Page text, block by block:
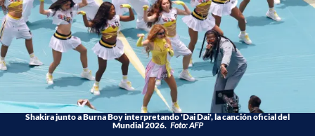
Shakira junto a Burna Boy interpretando 'Dai Dai', la canción oficial del
Mundial 2026. Foto: AFP